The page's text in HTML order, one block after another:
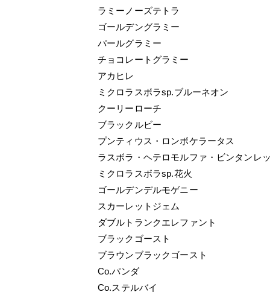
ラミーノーズテトラ
ゴールデングラミー
パールグラミー
チョコレートグラミー
アカヒレ
ミクロラスボラsp.ブルーネオン
クーリーローチ
ブラックルビー
プンティウス・ロンボケラータス
ラスボラ・ヘテロモルファ・ビンタンレ
ミクロラスボラsp.花火
ゴールデンデルモゲニー
スカーレットジェム
ダブルトランクエレファント
ブラックゴースト
ブラウンブラックゴースト
Co.パンダ
Co.ステルバイ